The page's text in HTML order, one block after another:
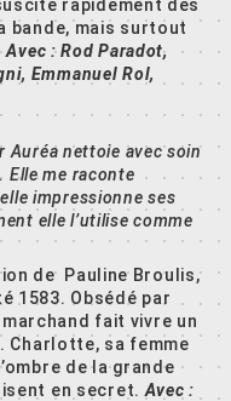
rapidement des
bande, mais surtout
Avec : Rod Paradot,
Emmanuel Rol,
Auréa nettoie avec soin
Elle me raconte
impressionne ses
elle l’utilise comme
de Pauline Broulis,
1583. Obsédé par
marchand fait vivre un
Charlotte, sa femme
de la grande
en secret. Avec :